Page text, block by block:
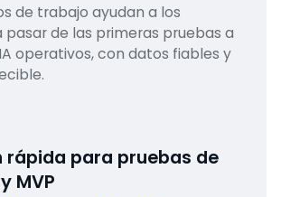
de trabajo ayudan a los
pasar de las primeras pruebas a
operativos, con datos fiables y
para pruebas de
MVP